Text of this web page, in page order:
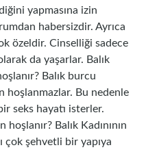
yapmasına izin
habersizdir. Ayrıca
özeldir. Cinselliği sadece
da yaşarlar. Balık
Balık burcu
hoşlanmazlar. Bu nedenle
seks hayatı isterler.
Balık Kadınının
çok şehvetli bir yapıya